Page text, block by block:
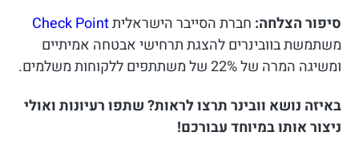
סיפור הצלחה: חברת הסייבר הישראליתCheck Point
משתמשת בוובינרים להצגת תרחישי אבטחה אמיתיים
ומשיגה המרה של 22% של משתתפים ללקוחות משלמים.
באיזה נושא וובינר תרצו לראות? שתפו רעיונות ואולי
ניצור אותו במיוחד עבורכם!